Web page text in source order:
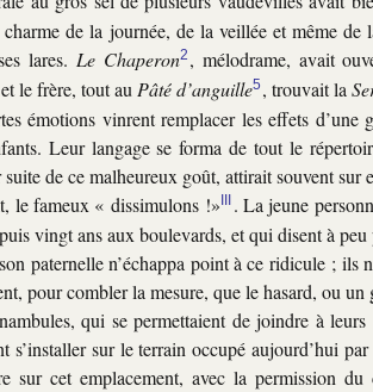
de la journée, de la veillée et même
lares. Le Chaperon2 , mélodrame, avait
le frère, tout au Pâté d’anguille5 , trouvait la
émotions vinrent remplacer les effets
Leur langage se forma de tout le
suite de ce malheureux goût, attirait souvent sur
le fameux « dissimulons !»
. La jeune
vingt ans aux boulevards, et qui disent à peu
paternelle n’échappa point à ce ridicule ; ils
pour combler la mesure, que le hasard, ou
qui se permettaient de joindre à
s’installer sur le terrain occupé aujourd’hui
sur cet emplacement, avec la permission